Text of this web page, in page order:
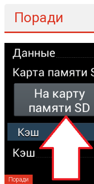
Поради
Поради